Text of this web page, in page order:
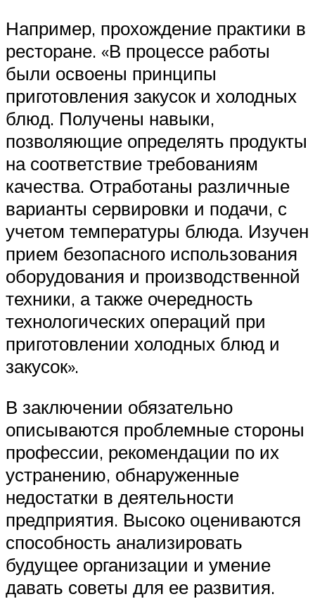
Например, прохождение практики в
ресторане. «В процессе работы
были освоены принципы
приготовления закусок и холодных
блюд. Получены навыки,
позволяющие определять продукты
на соответствие требованиям
качества. Отработаны различные
варианты сервировки и подачи, с
учетом температуры блюда. Изучен
прием безопасного использования
оборудования и производственной
техники, а также очередность
технологических операций при
приготовлении холодных блюд и
закусок».
В заключении обязательно
описываются проблемные стороны
профессии, рекомендации по их
устранению, обнаруженные
недостатки в деятельности
предприятия. Высоко оцениваются
способность анализировать
будущее организации и умение
давать советы для ее развития.